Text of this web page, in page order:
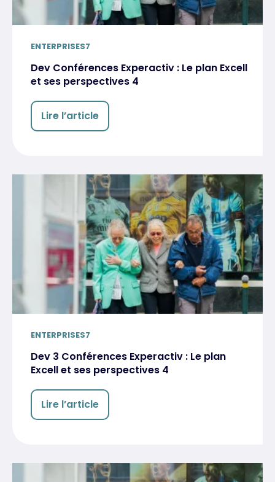
ENTERPRISES7
Dev Conférences Experactiv : Le plan Excell
et ses perspectives 4
Lire l’article
ENTERPRISES7
Dev 3 Conférences Experactiv : Le plan
Excell et ses perspectives 4
Lire l’article